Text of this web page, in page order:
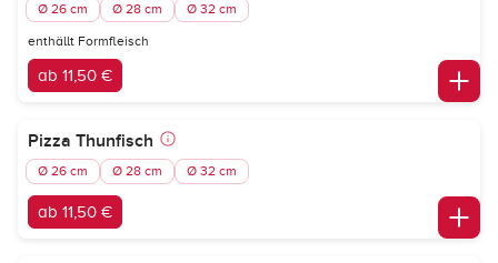
Ø 26 cm Ø 28 cm Ø 32 cm
enthällt Formfleisch
ab 11,50 €
Pizza Thunfisch
Ø 26 cm Ø 28 cm Ø 32 cm
ab 11,50 €